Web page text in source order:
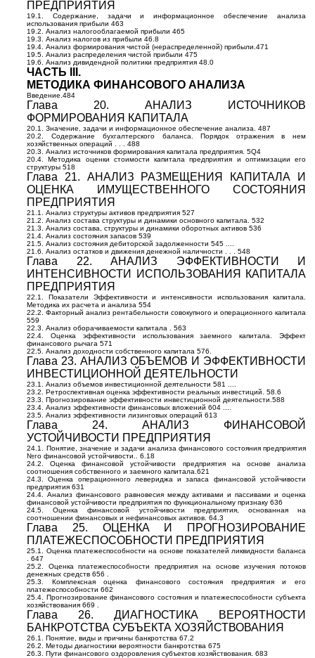
ПРЕДПРИЯТИЯ
19.1. Содержание, задачи и информационное обеспечение анализа
использования прибыли 463
19.2. Анализ налогооблагаемой прибыли 465
19.3. Анализ налогов из прибыли 46.8
19.4. Анализ формирования чистой (нераспределенной) прибыли.471
19.5. Анализ распределения чистой прибыли 475
19.6. Анализ дивидендной политики предприятия 48.0
ЧАСТЬ III.
МЕТОДИКА ФИНАНСОВОГО АНАЛИЗА
Введение.484
Глава 20. АНАЛИЗ ИСТОЧНИКОВ
ФОРМИРОВАНИЯ КАПИТАЛА
20.1. Значение, задачи и информационное обеспечение анализа. 487
20.2. Содержание бухгалтерского баланса. Порядок отражения в нем
хозяйственных операций . . . 488
20.3. Анализ источников формирования капитала предприятия. 5Q4
20.4. Методика оценки стоимости капитала предприятия и оптимизации его
структуры 518
Глава 21. АНАЛИЗ РАЗМЕЩЕНИЯ КАПИТАЛА И
ОЦЕНКА ИМУЩЕСТВЕННОГО СОСТОЯНИЯ
ПРЕДПРИЯТИЯ
21.1. Анализ структуры активов предприятия 527
21.2. Анализ состава структуры и динамики основного капитала. 532
21.3. Анализ состава, структуры и динамики оборотных активов 536
21.4. Анализ состояния запасов 539
21.5. Анализ состояния дебиторской задолженности 545 ....
21.6. Анализ остатков и движения денежной наличности . . . 548
Глава 22. АНАЛИЗ ЭФФЕКТИВНОСТИ И
ИНТЕНСИВНОСТИ ИСПОЛЬЗОВАНИЯ КАПИТАЛА
ПРЕДПРИЯТИЯ
22.1. Показатели Эффективности и интенсивности использования капитала.
Методика их расчета и анализа 554
22.2. Факторный анализ рентабельности совокупного и операционного капитала
559
22.3. Анализ оборачиваемости капитала . 563
22.4. Оценка эффективности использования заемного капитала. Эффект
финансового рычага 571
22.5. Анализ доходности собственного капитала 576.
Глава 23. АНАЛИЗ ОБЪЕМОВ И ЭФФЕКТИВНОСТИ
ИНВЕСТИЦИОННОЙ ДЕЯТЕЛЬНОСТИ
23.1. Анализ объемов инвестиционной деятельности 581 ....
23.2. Ретроспективная оценка эффективности реальных инвестиций. 58.6
23.3. Прогнозирование эффективности инвестиционной деятельности.588
23.4. Анализ эффективности финансовых вложений 604 ....
23.5. Анализ эффективности лизинговых операций 613
Глава 24. АНАЛИЗ ФИНАНСОВОЙ
УСТОЙЧИВОСТИ ПРЕДПРИЯТИЯ
24.1. Понятие, значение и задачи анализа финансового состояния предприятия
№го финансовой устойчивости.. 6.18
24.2. Оценка финансовой устойчивости предприятия на основе анализа
соотношения собственного и заемного капитала.621
24.3. Оценка операционного левериджа и запаса финансовой устойчивости
предприятия 631
24.4. Анализ финансового равновесия между активами и пассивами и оценка
финансовой устойчивости предприятия по функциональному признаку 636
24.5. Оценка финансовой устойчивости предприятия, основанная на
соотношении финансовых и нефинансовых активов. 64.3
Глава 25. ОЦЕНКА И ПРОГНОЗИРОВАНИЕ
ПЛАТЕЖЕСПОСОБНОСТИ ПРЕДПРИЯТИЯ
25.1. Оценка платежеспособности на основе показателей ликвидности баланса
. 647
25.2. Оценка платежеспособности предприятия на основе изучения потоков
денежных средств 656 .
25.3. Комплексная оценка финансового состояния предприятия и его
платежеспособности 662
25.4. Прогнозирование финансового состояния и платежеспособности субъекта
хозяйствования 669 .
Глава 26. ДИАГНОСТИКА ВЕРОЯТНОСТИ
БАНКРОТСТВА СУБЪЕКТА ХОЗЯЙСТВОВАНИЯ
26.1. Понятие, виды и причины банкротства 67.2
26.2. Методы диагностики вероятности банкротства 675
26.3. Пути финансового оздоровления субъектов хозяйствования. 683